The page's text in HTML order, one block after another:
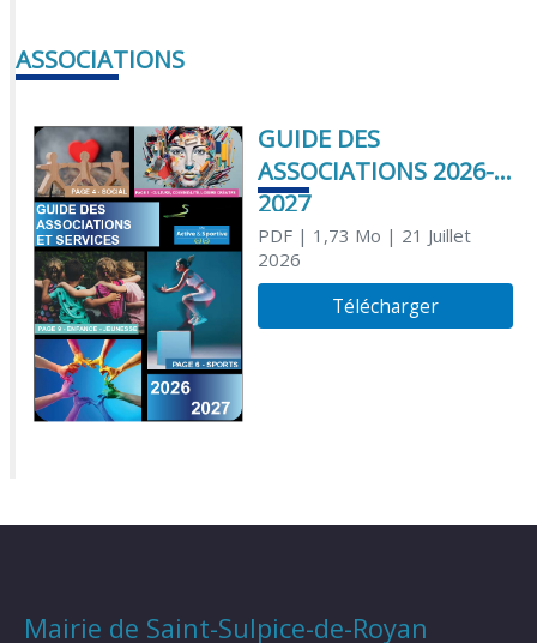
ASSOCIATIONS
GUIDE DES
ASSOCIATIONS 2026-
2027
PDF| 1,73 Mo | 21 Juillet
2026
Télécharger
Mairie de Saint-Sulpice-de-Royan